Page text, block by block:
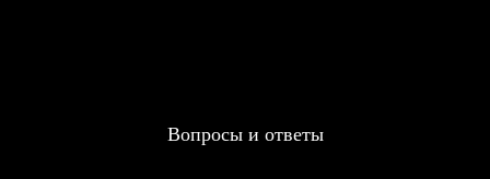
Вопросы и ответы